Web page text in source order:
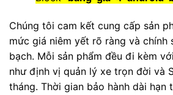
Chúng tôi cam kết cung cấp sản
mức giá niêm yết rõ ràng và chính
bạch. Mỗi sản phẩm đều đi kèm
như định vị quản lý xe trọn đời và
tháng. Thời gian bảo hành dài hạn